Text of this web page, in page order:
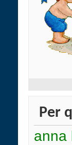
Per
anna